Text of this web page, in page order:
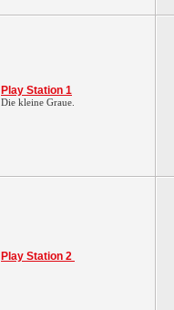
Play Station 1
Die kleine Graue.
Play Station 2